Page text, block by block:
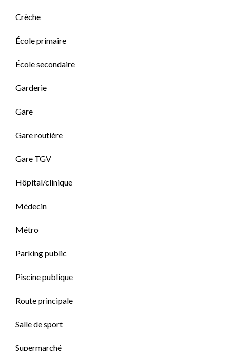
Crèche
École primaire
École secondaire
Garderie
Gare
Gare routière
Gare TGV
Hôpital/clinique
Médecin
Métro
Parking public
Piscine publique
Route principale
Salle de sport
Supermarché